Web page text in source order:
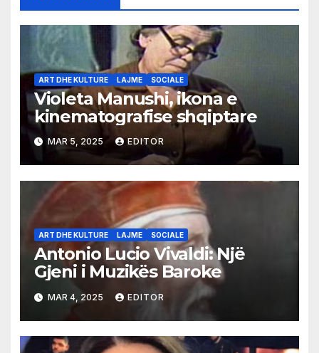
ART DHE KULTURE LAJME SOCIALE
Violeta Manushi, ikona e
kinematografise shqiptare
MAR 5, 2025 EDITOR
ART DHE KULTURE LAJME SOCIALE
Antonio Lucio Vivaldi: Një
Gjeni i Muzikës Baroke
MAR 4, 2025 EDITOR